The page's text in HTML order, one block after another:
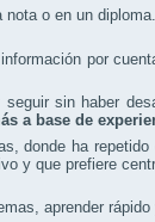
o en un
por
sin haber
a base de
donde ha
y que prefiere
aprender